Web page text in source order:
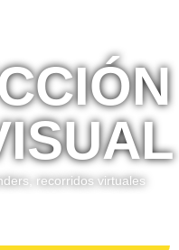
recorridos virtuales